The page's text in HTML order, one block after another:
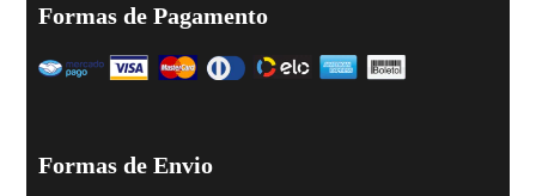
Formas de Pagamento
Formas de Envio